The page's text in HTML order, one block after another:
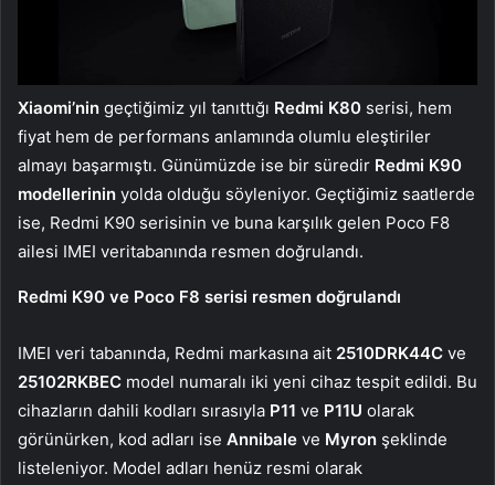
Xiaomi’nin geçtiğimiz yıl tanıttığı Redmi K80 serisi, hem
fiyat hem de performans anlamında olumlu eleştiriler
almayı başarmıştı. Günümüzde ise bir süredir Redmi K90
modellerinin yolda olduğu söyleniyor. Geçtiğimiz saatlerde
ise, Redmi K90 serisinin ve buna karşılık gelen Poco F8
ailesi IMEI veritabanında resmen doğrulandı.
Redmi K90 ve Poco F8 serisi resmen doğrulandı
IMEI veri tabanında, Redmi markasına ait 2510DRK44C ve
25102RKBEC model numaralı iki yeni cihaz tespit edildi. Bu
cihazların dahili kodları sırasıyla P11 ve P11U olarak
görünürken, kod adları ise Annibale ve Myron şeklinde
listeleniyor. Model adları henüz resmi olarak